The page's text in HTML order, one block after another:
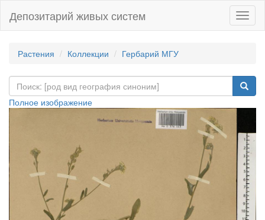
Депозитарий живых систем
Растения Коллекции Гербарий МГУ
Полное изображение